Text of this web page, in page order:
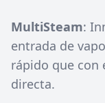
MultiSteam:
entrada de
rápido que con
directa.